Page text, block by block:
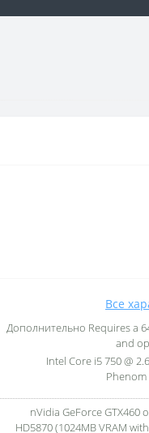
Все
Дополнительно Requires a
and
Intel Core i5 750 @
Phenom
nVidia GeForce GTX460
HD5870 (1024MB VRAM